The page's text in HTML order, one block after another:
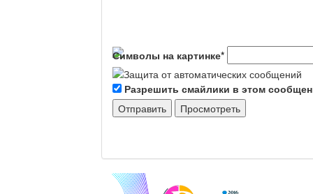
Символы на картинке*
Разрешить смайлики в этом